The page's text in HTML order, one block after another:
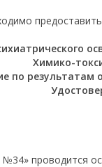
Химико-
по
проводится